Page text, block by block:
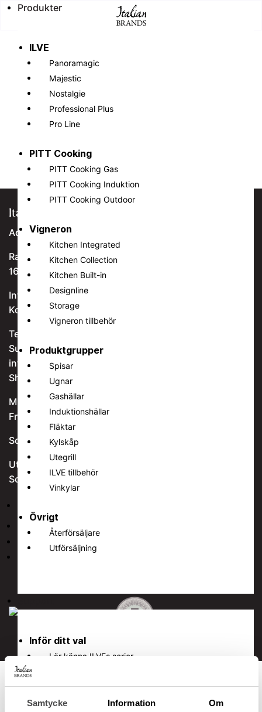
Samtycke Information Om
Produkter
ILVE
Panoramagic
Majestic
Nostalgie
Professional Plus
Pro Line
PITT Cooking
PITT Cooking Gas
PITT Cooking Induktion
PITT Cooking Outdoor
Vigneron
Kitchen Integrated
Kitchen Collection
Kitchen Built-in
Designline
Storage
Vigneron tillbehör
Produktgrupper
Spisar
Ugnar
Gashällar
Induktionshällar
Fläktar
Kylskåp
Utegrill
ILVE tillbehör
Vinkylar
Övrigt
Återförsäljare
Utförsäljning
Inför ditt val
Lär känna ILVEs serier
Läs mer om RAL
Konfigurera din spis
Inga resultat hittades
Sidan du begärde kunde inte hittas. Försök förfina din
sökning eller använd navigeringen ovan för att
lokalisera inlägget.
efter:
Senaste inläggen
Hej världen!
Senaste kommentarer
Italian Brands
Adress
Ranhammarsvägen 20
168 67 Bromma
Integritetspolicy
Kontakt
Telefon:
Support:08-544 435 34
info@italianbrands.se
Showroom
Måndag – torsdag 09:00 – 17:00
Fredag 09:00 – 16:00
Sommarstängt 20/7 – 9/8.
Utförsäljning
Sociala medier